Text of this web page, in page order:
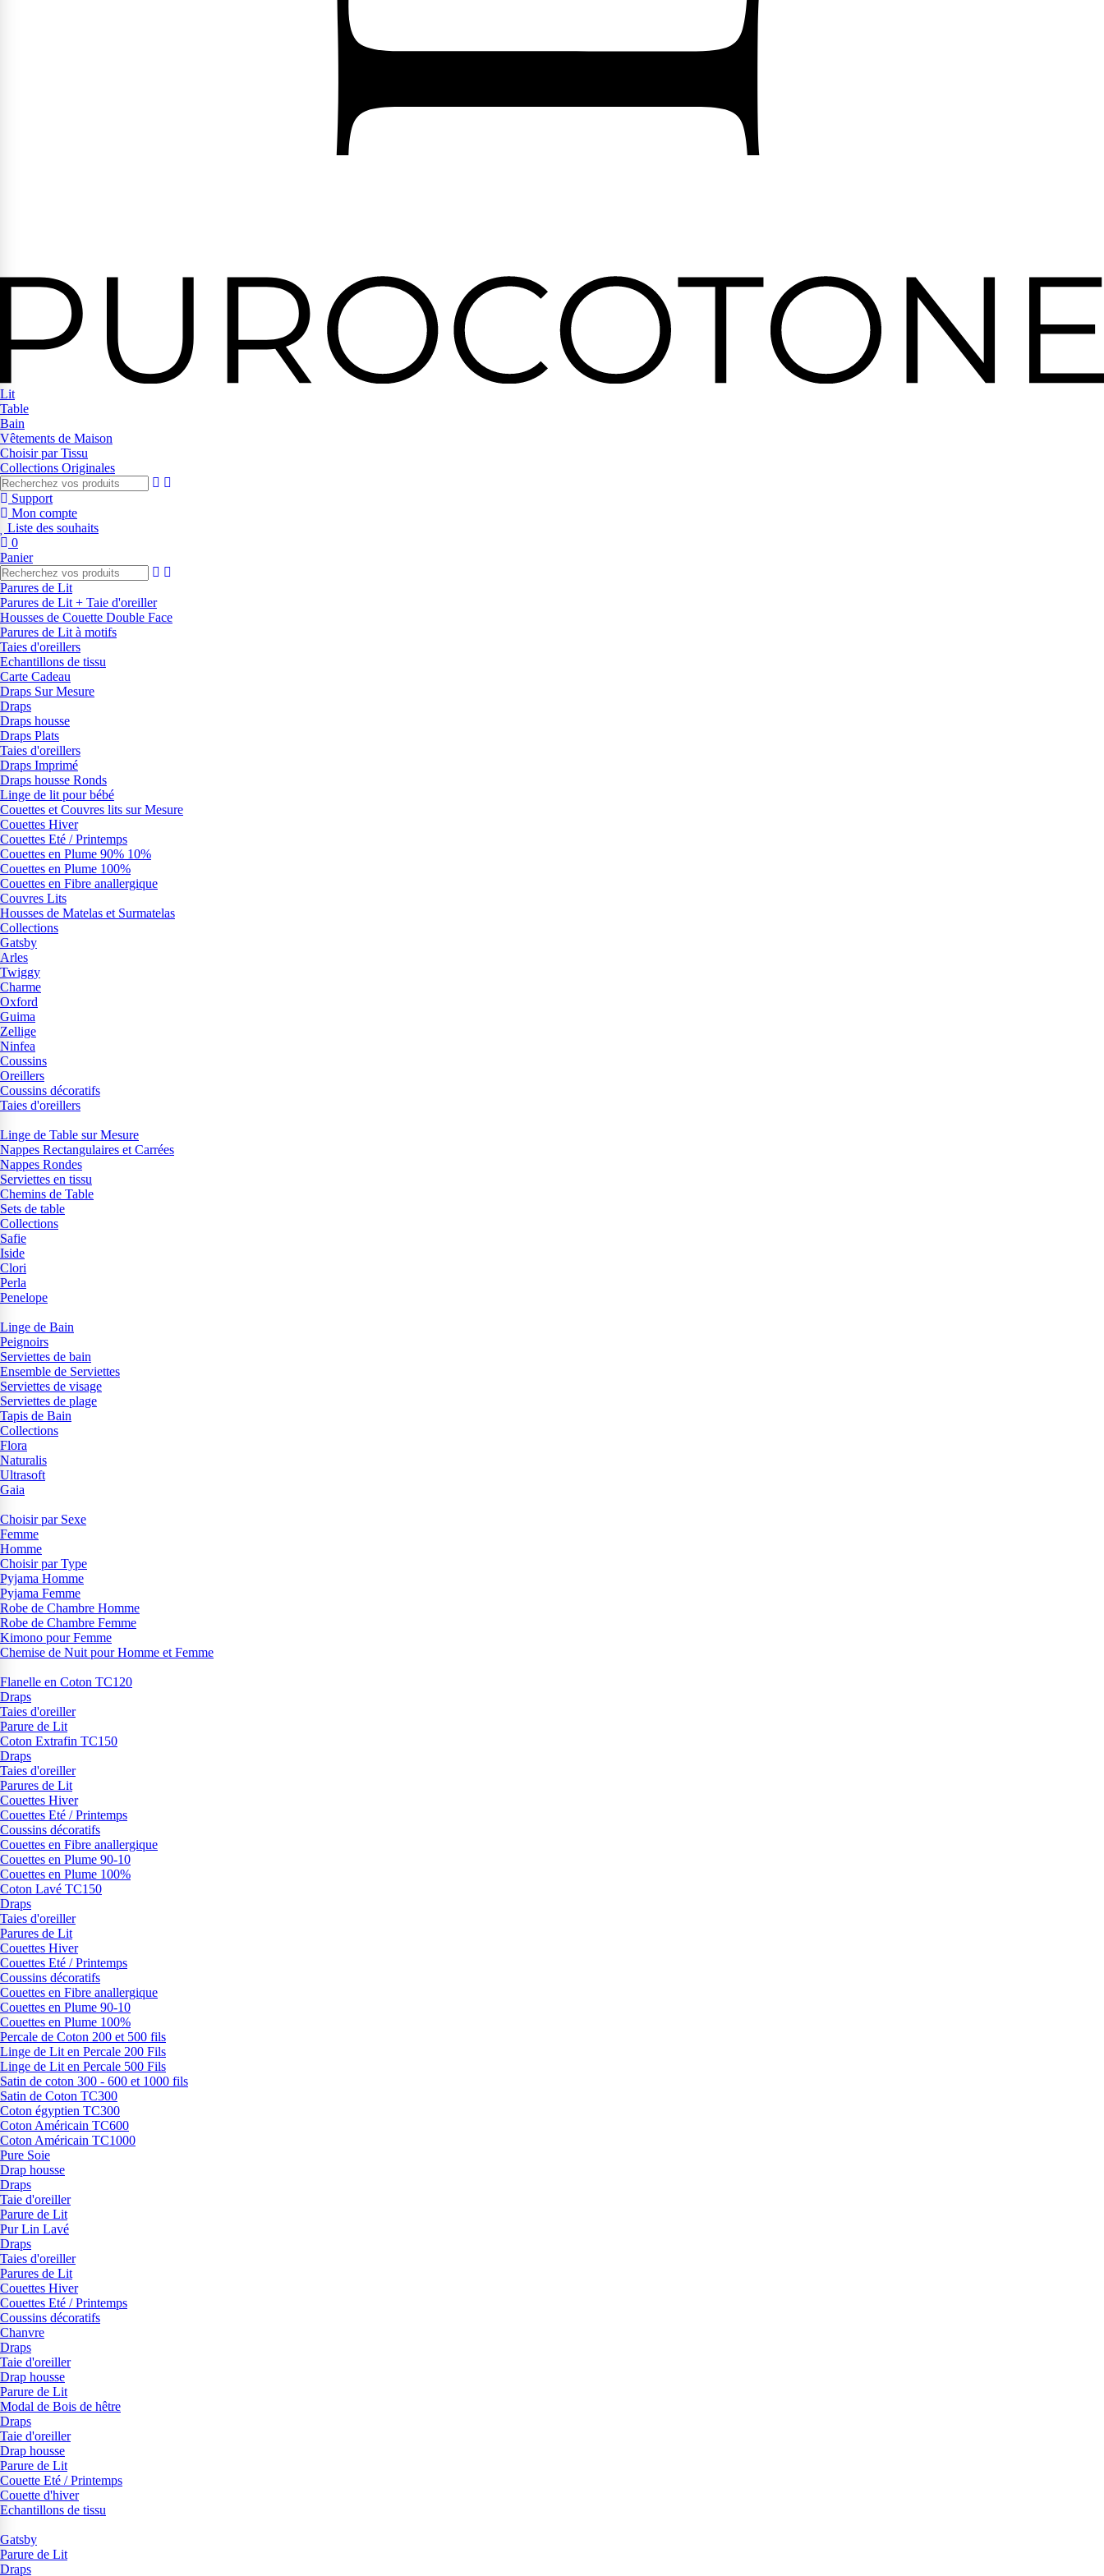
Lit
Table
Bain
Vêtements de Maison
Choisir par Tissu
Collections Originales
Support
Mon compte
Liste des souhaits
0
Panier
Parures de Lit
Parures de Lit + Taie d'oreiller
Housses de Couette Double Face
Parures de Lit à motifs
Taies d'oreillers
Echantillons de tissu
Carte Cadeau
Draps Sur Mesure
Draps
Draps housse
Draps Plats
Taies d'oreillers
Draps Imprimé
Draps housse Ronds
Linge de lit pour bébé
Couettes et Couvres lits sur Mesure
Couettes Hiver
Couettes Eté / Printemps
Couettes en Plume 90% 10%
Couettes en Plume 100%
Couettes en Fibre anallergique
Couvres Lits
Housses de Matelas et Surmatelas
Collections
Gatsby
Arles
Twiggy
Charme
Oxford
Guima
Zellige
Ninfea
Coussins
Oreillers
Coussins décoratifs
Taies d'oreillers
Linge de Table sur Mesure
Nappes Rectangulaires et Carrées
Nappes Rondes
Serviettes en tissu
Chemins de Table
Sets de table
Collections
Safie
Iside
Clori
Perla
Penelope
Linge de Bain
Peignoirs
Serviettes de bain
Ensemble de Serviettes
Serviettes de visage
Serviettes de plage
Tapis de Bain
Collections
Flora
Naturalis
Ultrasoft
Gaia
Choisir par Sexe
Femme
Homme
Choisir par Type
Pyjama Homme
Pyjama Femme
Robe de Chambre Homme
Robe de Chambre Femme
Kimono pour Femme
Chemise de Nuit pour Homme et Femme
Flanelle en Coton TC120
Draps
Taies d'oreiller
Parure de Lit
Coton Extrafin TC150
Draps
Taies d'oreiller
Parures de Lit
Couettes Hiver
Couettes Eté / Printemps
Coussins décoratifs
Couettes en Fibre anallergique
Couettes en Plume 90-10
Couettes en Plume 100%
Coton Lavé TC150
Draps
Taies d'oreiller
Parures de Lit
Couettes Hiver
Couettes Eté / Printemps
Coussins décoratifs
Couettes en Fibre anallergique
Couettes en Plume 90-10
Couettes en Plume 100%
Percale de Coton 200 et 500 fils
Linge de Lit en Percale 200 Fils
Linge de Lit en Percale 500 Fils
Satin de coton 300 - 600 et 1000 fils
Satin de Coton TC300
Coton égyptien TC300
Coton Américain TC600
Coton Américain TC1000
Pure Soie
Drap housse
Draps
Taie d'oreiller
Parure de Lit
Pur Lin Lavé
Draps
Taies d'oreiller
Parures de Lit
Couettes Hiver
Couettes Eté / Printemps
Coussins décoratifs
Chanvre
Draps
Taie d'oreiller
Drap housse
Parure de Lit
Modal de Bois de hêtre
Draps
Taie d'oreiller
Drap housse
Parure de Lit
Couette Eté / Printemps
Couette d'hiver
Echantillons de tissu
Gatsby
Parure de Lit
Draps